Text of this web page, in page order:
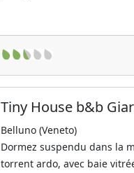
Tiny House b&b
Belluno (Veneto)
Dormez suspendu dans la
torrent ardo, avec baie